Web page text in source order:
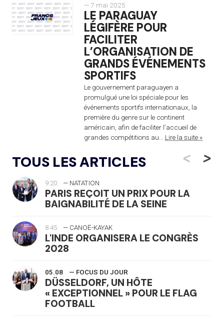
— 7 mai 2025
LE PARAGUAY
LÉGIFÈRE POUR
FACILITER
L’ORGANISATION DE
GRANDS ÉVÉNEMENTS
SPORTIFS
Le gouvernement paraguayen a
promulgué une loi spéciale pour les
événements sportifs internationaux, la
première du genre sur le continent
américain, afin de faciliter l’accueil de
grandes compétitions au... Lire la suite »
TOUS LES ARTICLES <
9:20 — NATATION
PARIS REÇOIT UN PRIX POUR LA
BAIGNABILITÉ DE LA SEINE
8:45 — CANOË-KAYAK
L'INDE ORGANISERA LE CONGRÈS
2028
05.08 — FOCUS DU JOUR
DÜSSELDORF, UN HÔTE
« EXCEPTIONNEL » POUR LE FLAG
FOOTBALL
>